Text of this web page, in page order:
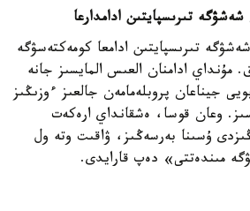
تىرىسپايتىن ادامدارعا
تىرىسپايتىن ادامعا كومەكتەسۋگە
ادامنان العىس المايسىز جانە
جيناعان پروبلەمامەن جالعىز ءوزىڭىز
وعان قوسا، ەشقانداي ارەكەت
ۇسىنا بەرسەڭىز، ۋاقىت وتە ول
مىندەتتى» دەپ قارايدى.